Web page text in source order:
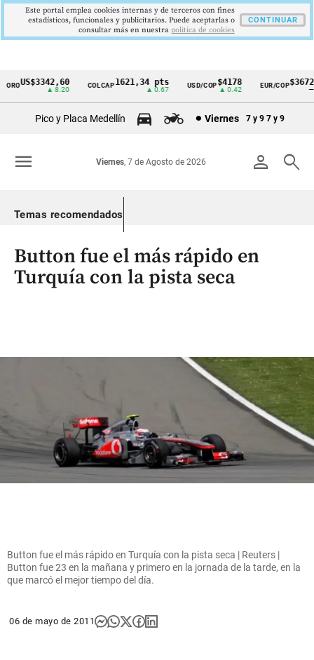
Cintillo
Colombia
US$3342,60
▲ 8.20
COLCAP 1621,34 pts
▲ 0.67
USD/COP$4178
▲ 0.42
EUR/COP$3672
Pico y Placa Medellín Viernes 7 y 9 7 y 9
person search
Viernes, 7 de Agosto de 2026
menu
Temas recomendados
Button fue el más rápido en
Turquía con la pista seca
Button fue el más rápido en Turquía con la pista seca | Reuters |
Button fue 23 en la mañana y primero en la jornada de la tarde, en la
que marcó el mejor tiempo del día.
06 de mayo de 2011
Este portal emplea cookies internas y de terceros con fines
estadísticos, funcionales y publicitarios. Puede aceptarlas o
consultar más en nuestra politica de cookies
CONTINUAR